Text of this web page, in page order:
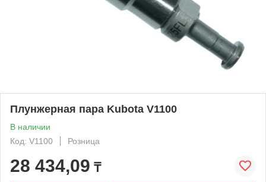
Плунжерная пара Kubota V1100
В наличии
Код: V1100
Розница
28 434,09 ₸